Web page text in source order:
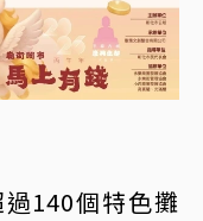
140個特色攤